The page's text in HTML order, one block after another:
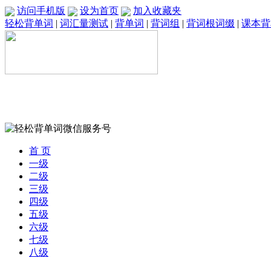
访问手机版 设为首页
加入收藏夹
轻松背单词 | 词汇量测试 | 背单词 | 背词组 | 背词根词缀 | 课本
首 页
一级
二级
三级
四级
五级
六级
七级
八级